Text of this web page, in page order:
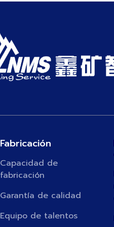
Fabricación
Capacidad de
fabricación
Garantía de calidad
Equipo de talentos